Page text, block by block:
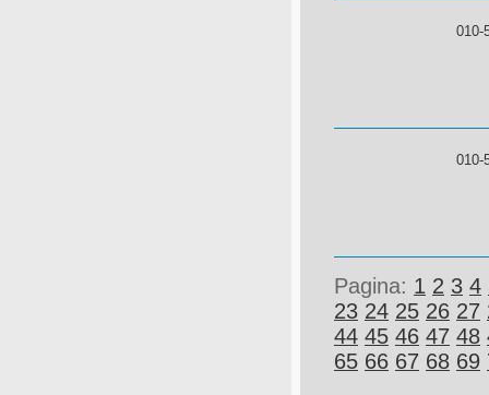
010-
010-
Pagina: 1 2 3 4
23 24 25 26 27
44 45 46 47 48
65 66 67 68 69